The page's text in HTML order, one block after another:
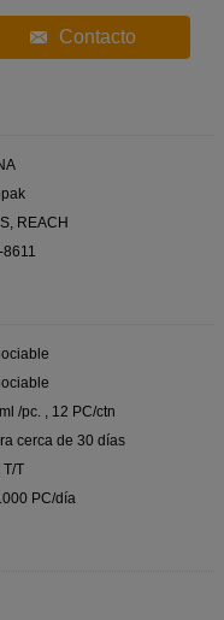
Contacto
REACH
8611
/pc. , 12 PC/ctn
cerca de 30 días
T/T
PC/día